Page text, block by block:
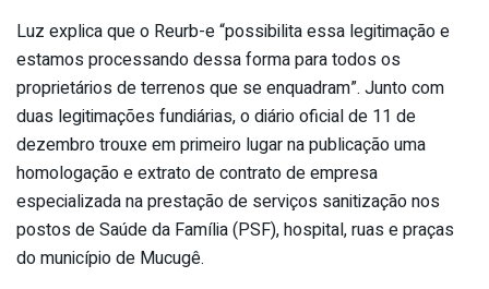
Luz explica que o Reurb-e “possibilita essa legitimação e
estamos processando dessa forma para todos os
proprietários de terrenos que se enquadram”. Junto com
duas legitimações fundiárias, o diário oficial de 11 de
dezembro trouxe em primeiro lugar na publicação uma
homologação e extrato de contrato de empresa
especializada na prestação de serviços sanitização nos
postos de Saúde da Família (PSF), hospital, ruas e praças
do município de Mucugê.